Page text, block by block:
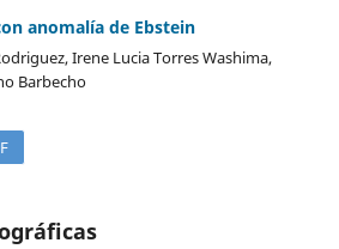
anomalía de Ebstein
Irene Lucia Torres Washima,
Barbecho